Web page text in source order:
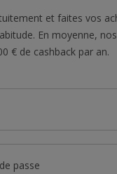
et faites vos
En moyenne,
€ de cashback par an.
passe